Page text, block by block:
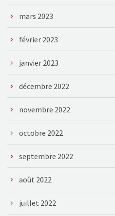
mars 2023
février 2023
janvier 2023
décembre 2022
novembre 2022
octobre 2022
septembre 2022
août 2022
juillet 2022